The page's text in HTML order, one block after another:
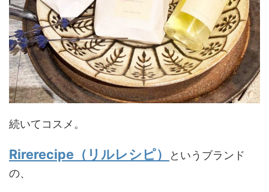
続いてコスメ。
Rirerecipe（リルレシピ）
というブランド
の、